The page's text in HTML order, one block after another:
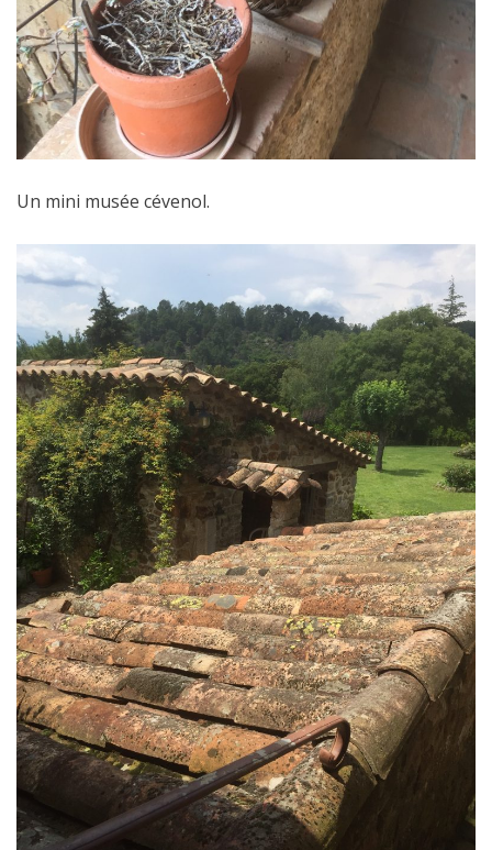
Un mini musée cévenol.